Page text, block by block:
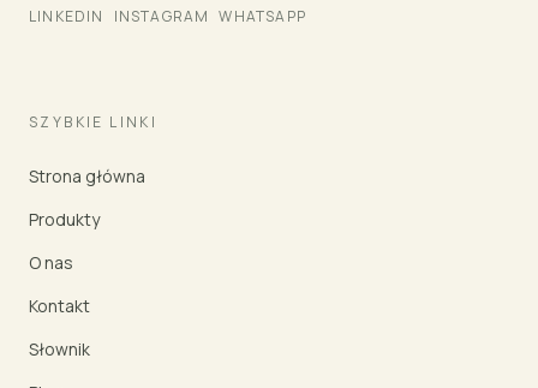
LINKEDIN INSTAGRAM WHATSAPP
SZYBKIE LINKI
Strona główna
Produkty
O nas
Kontakt
Słownik